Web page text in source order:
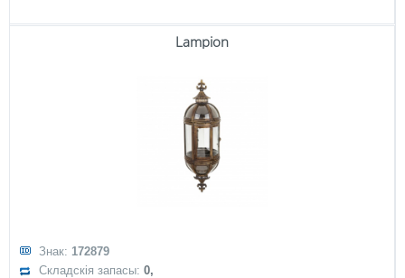
Lampion
Знак: 172879
Складскія запасы:0,